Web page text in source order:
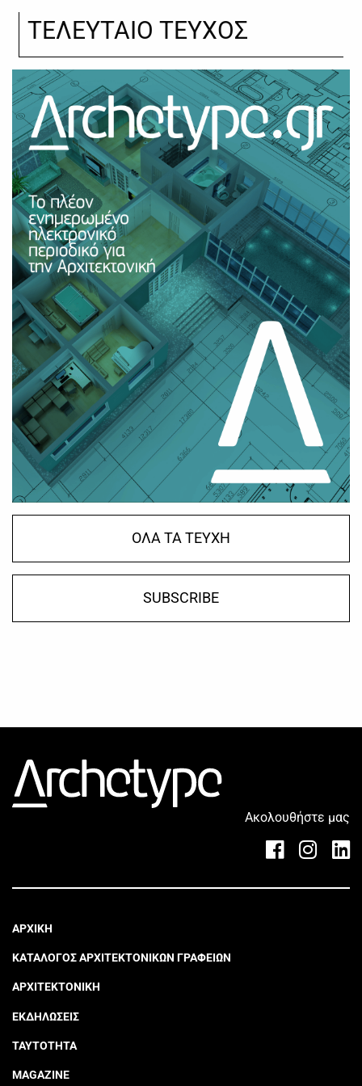
ΤΕΛΕΥΤΑΙΟ ΤΕΥΧΟΣ
ΟΛΑ ΤΑ ΤΕΥΧΗ
SUBSCRIBE
Ακολουθήστε μας
ΑΡΧΙΚΗ
ΚΑΤΑΛΟΓΟΣ ΑΡΧΙΤΕΚΤΟΝΙΚΩΝ ΓΡΑΦΕΙΩΝ
ΑΡΧΙΤΕΚΤΟΝΙΚΗ
ΕΚΔΗΛΩΣΕΙΣ
ΤΑΥΤΟΤΗΤΑ
MAGAZINE